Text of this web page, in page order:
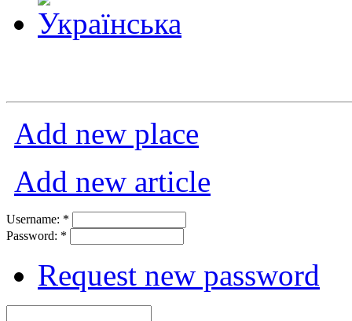
Add new place
Add new article
Username: *
Password: *
Request new password